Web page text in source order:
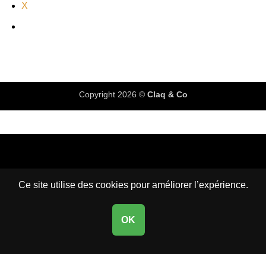
X
Copyright 2026 © Claq & Co
Ce site utilise des cookies pour améliorer l’expérience.
OK